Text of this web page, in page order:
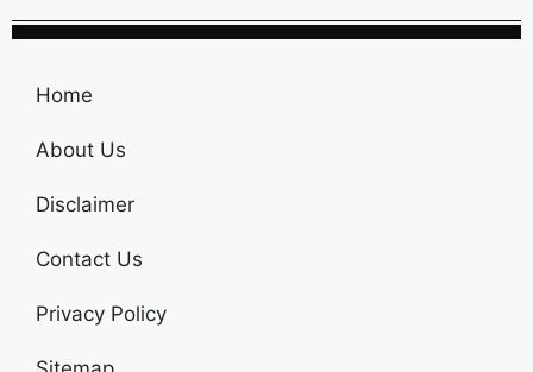
Home
About Us
Disclaimer
Contact Us
Privacy Policy